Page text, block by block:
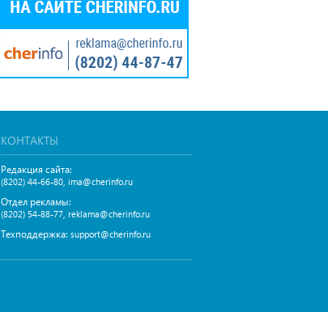
КОНТАКТЫ
Редакция сайта:
(8202) 44-66-80, ima@cherinfo.ru
Отдел рекламы:
(8202) 54-88-77, reklama@cherinfo.ru
Техподдержка: support@cherinfo.ru